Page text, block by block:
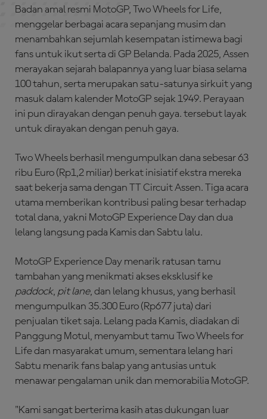
Badan amal resmi MotoGP, Two Wheels for Life,
menggelar berbagai acara sepanjang musim dan
menambahkan sejumlah kesempatan istimewa bagi
fans untuk ikut serta di GP Belanda. Pada 2025, Assen
merayakan sejarah balapannya yang luar biasa selama
100 tahun, serta merupakan satu-satunya sirkuit yang
masuk dalam kalender MotoGP sejak 1949. Perayaan
ini pun dirayakan dengan penuh gaya. tersebut layak
untuk dirayakan dengan penuh gaya.
Two Wheels berhasil mengumpulkan dana sebesar 63
ribu Euro (Rp1,2 miliar) berkat inisiatif ekstra mereka
saat bekerja sama dengan TT Circuit Assen. Tiga acara
utama memberikan kontribusi paling besar terhadap
total dana, yakni MotoGP Experience Day dan dua
lelang langsung pada Kamis dan Sabtu lalu.
MotoGP Experience Day menarik ratusan tamu
tambahan yang menikmati akses eksklusif ke
paddock, pit lane, dan lelang khusus, yang berhasil
mengumpulkan 35.300 Euro (Rp677 juta) dari
penjualan tiket saja. Lelang pada Kamis, diadakan di
Panggung Motul, menyambut tamu Two Wheels for
Life dan masyarakat umum, sementara lelang hari
Sabtu menarik fans balap yang antusias untuk
menawar pengalaman unik dan memorabilia MotoGP.
"Kami sangat berterima kasih atas dukungan luar